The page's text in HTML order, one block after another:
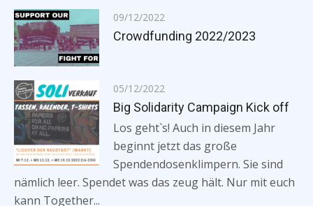
Posted
on
09/12/2022
Crowdfunding 2022/2023
Posted
on
05/12/2022
Big Solidarity Campaign Kick off
Los geht`s! Auch in diesem Jahr
beginnt jetzt das große
Spendendosenklimpern. Sie sind
nämlich leer. Spendet was das zeug hält. Nur mit euch
kann Together...